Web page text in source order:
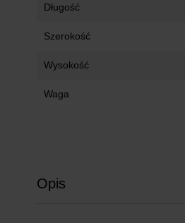
Długość
Szerokość
Wysokość
Waga
Opis